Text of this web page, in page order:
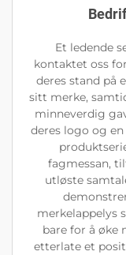
Et ledende
kontaktet oss
deres stand på
sitt merke,
minneverdig
deres logo og
fagmessan,
utløste
merkelappelys
bare for å øke
etterlate et